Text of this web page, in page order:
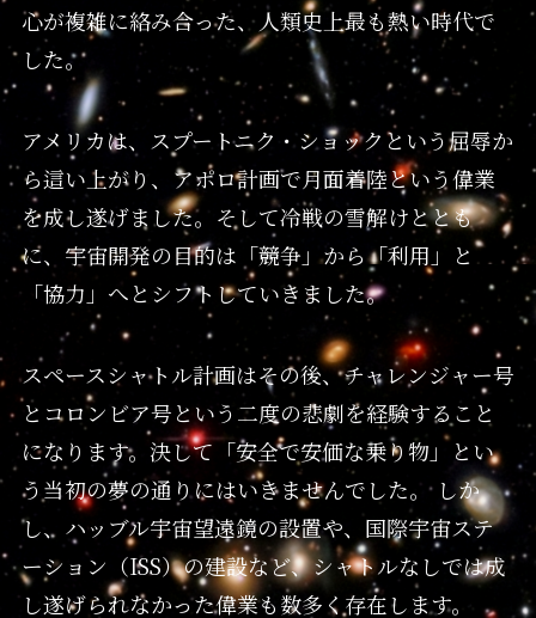
心が複雑に絡み合った、人類史上最も熱い時代で
した。
アメリカは、スプートニク・ショックという屈辱か
ら這い上がり、アポロ計画で月面着陸という偉業
を成し遂げました。そして冷戦の雪解けととも
に、宇宙開発の目的は「競争」から「利用」と
「協力」へとシフトしていきました。
スペースシャトル計画はその後、チャレンジャー号
とコロンビア号という二度の悲劇を経験すること
になります。決して「安全で安価な乗り物」とい
う当初の夢の通りにはいきませんでした。 しか
し、ハッブル宇宙望遠鏡の設置や、国際宇宙ステ
ーション（ISS）の建設など、シャトルなしでは成
し遂げられなかった偉業も数多く存在します。